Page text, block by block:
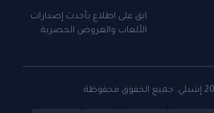
ابق على اطلاع بأحدث إصدارات
الألعاب والعروض الحصرية.